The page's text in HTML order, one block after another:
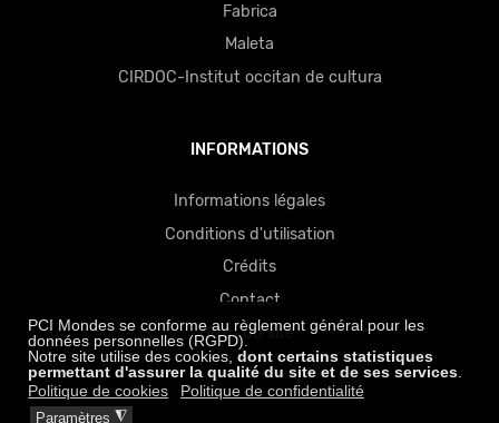
PCI Mondes se conforme au règlement général pour les
données personnelles (RGPD).
Notre site utilise des cookies,dont certains statistiques
permettant d'assurer la qualité du site et de ses services.
Politique de cookies
Politique de confidentialité
Paramètres ◮
Fabrica
Maleta
CIRDOC-Institut occitan de cultura
INFORMATIONS
Informations légales
Conditions d'utilisation
Crédits
Contact
Plan du site